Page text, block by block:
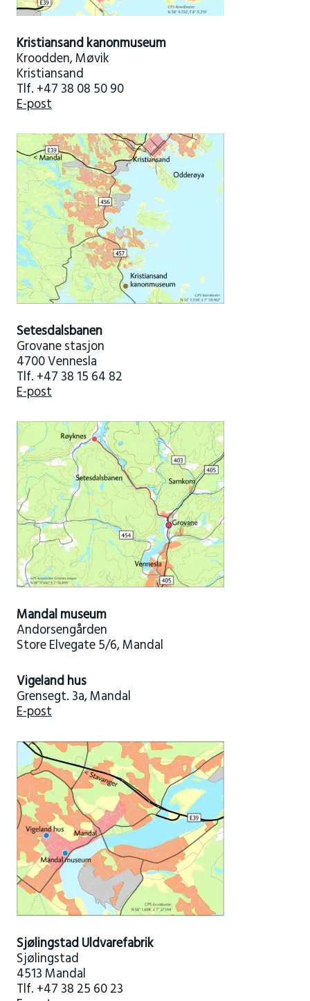
Kristiansand kanonmuseum
Kroodden, Møvik
Kristiansand
Tlf. +47 38 08 50 90
E-post
Setesdalsbanen
Grovane stasjon
4700 Vennesla
Tlf. +47 38 15 64 82
E-post
Mandal museum
Andorsengården
Store Elvegate 5/6, Mandal
Vigeland hus
Grensegt. 3a, Mandal
E-post
Sjølingstad Uldvarefabrik
Sjølingstad
4513 Mandal
Tlf. +47 38 25 60 23